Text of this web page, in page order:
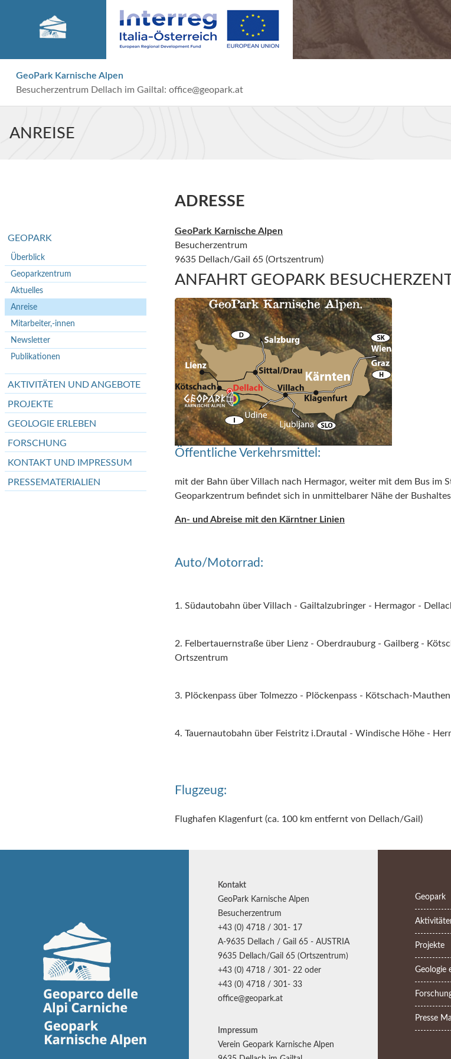
GeoPark Karnische Alpen
Besucherzentrum Dellach im Gailtal: office@geopark.at
ANREISE
GEOPARK
Überblick
Geoparkzentrum
Aktuelles
Anreise
Mitarbeiter,-innen
Newsletter
Publikationen
AKTIVITÄTEN UND ANGEBOTE
PROJEKTE
GEOLOGIE ERLEBEN
FORSCHUNG
KONTAKT UND IMPRESSUM
PRESSEMATERIALIEN
ADRESSE
GeoPark Karnische Alpen
Besucherzentrum
9635 Dellach/Gail 65 (Ortszentrum)
ANFAHRT GEOPARK
Öffentliche Verkehrsmittel:
mit der Bahn über Villach nach Hermagor, weiter mit dem Bus im
Geoparkzentrum befindet sich in unmittelbarer Nähe der
An- und Abreise mit den Kärntner Linien
Auto/Motorrad:
1. Südautobahn über Villach - Gailtalzubringer - Hermagor -
2. Felbertauernstraße über Lienz - Oberdrauburg - Gailberg -
Ortszentrum
3. Plöckenpass über Tolmezzo - Plöckenpass - Kötschach-
4. Tauernautobahn über Feistritz i.Drautal - Windische Höhe -
Flugzeug:
Flughafen Klagenfurt (ca. 100 km entfernt von Dellach/Gail)
Kontakt
GeoPark Karnische Alpen
Besucherzentrum
+43 (0) 4718 / 301- 17
A-9635 Dellach / Gail 65 - AUSTRIA
9635 Dellach/Gail 65 (Ortszentrum)
+43 (0) 4718 / 301- 22 oder
+43 (0) 4718 / 301- 33
office@geopark.at
Impressum
Verein Geopark Karnische Alpen
Geopark
Projekte
Geologie
Presse